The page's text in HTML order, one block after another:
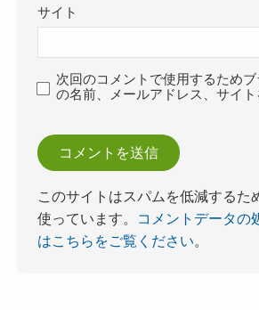
サイト
次回のコメントで使用するため
の名前、メールアドレス、サイト
このサイトはスパムを低減するた
使っています。
コメントデータの
はこちらをご覧ください。